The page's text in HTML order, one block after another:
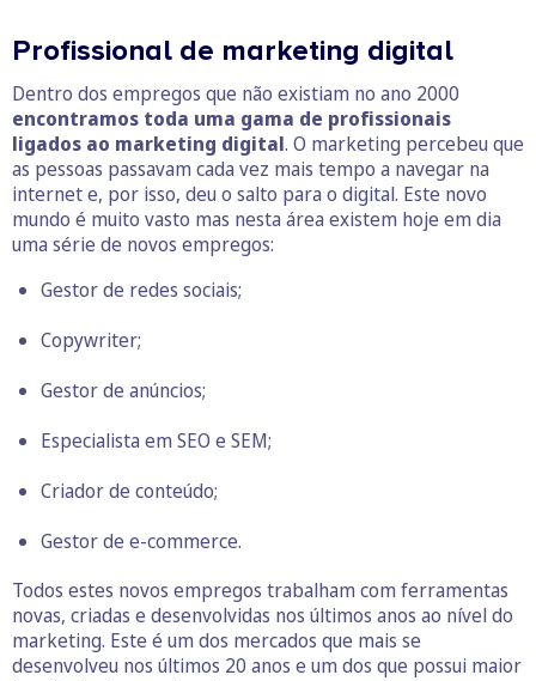
Profissional de marketing digital
Dentro dos empregos que não existiam no ano 2000
encontramos toda uma gama de profissionais
ligados ao marketing digital. O marketing percebeu que
as pessoas passavam cada vez mais tempo a navegar na
internet e, por isso, deu o salto para o digital. Este novo
mundo é muito vasto mas nesta área existem hoje em dia
uma série de novos empregos:
Gestor de redes sociais;
Copywriter;
Gestor de anúncios;
Especialista em SEO e SEM;
Criador de conteúdo;
Gestor de e-commerce.
Todos estes novos empregos trabalham com ferramentas
novas, criadas e desenvolvidas nos últimos anos ao nível do
marketing. Este é um dos mercados que mais se
desenvolveu nos últimos 20 anos e um dos que possui maior